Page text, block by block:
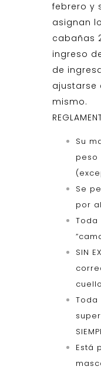
febrero y
asignan
cabañas
ingreso
de
ajustarse
mismo.
Su
peso
Se
por
SIN
Está